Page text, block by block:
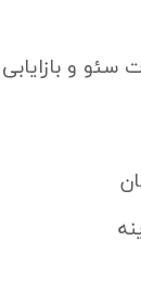
و بازایابی